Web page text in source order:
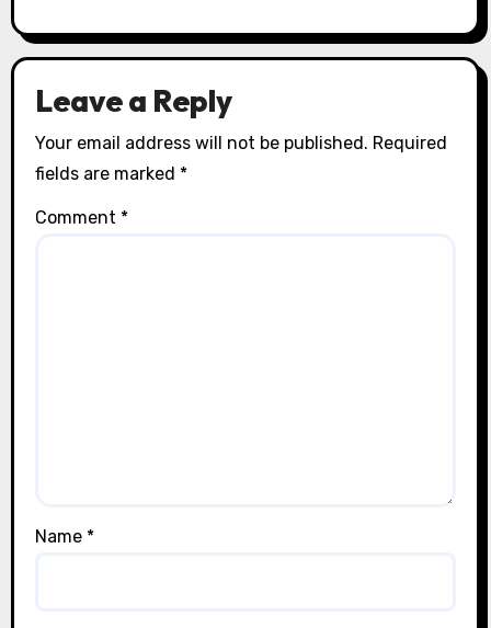
Leave a Reply
Your email address will not be published. Required
fields are marked *
Comment *
Name *